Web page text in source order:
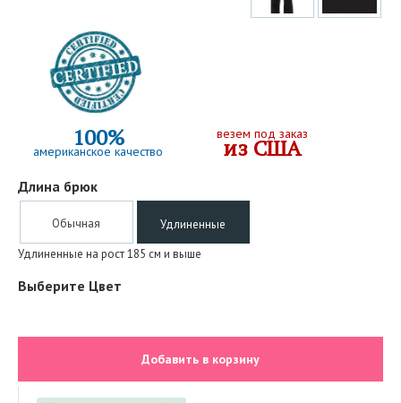
100%
американское качество
везем под заказ
из США
Длина брюк
Обычная
Удлиненные
Удлиненные на рост 185 см и выше
Выберите Цвет
Добавить в корзину